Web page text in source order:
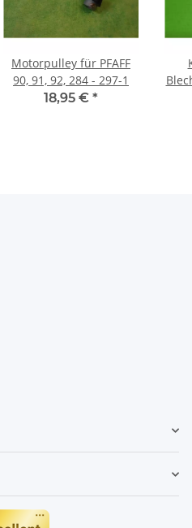
Motorpulley für PFAFF
90, 91, 92, 284 - 297-1
18,95 € *